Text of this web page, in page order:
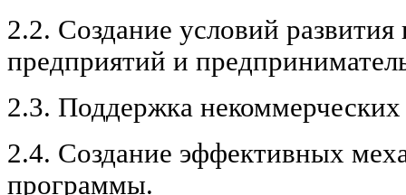
2.2. Создание условий
предприятий и
2.3. Поддержка
2.4. Создание эффективных
программы.